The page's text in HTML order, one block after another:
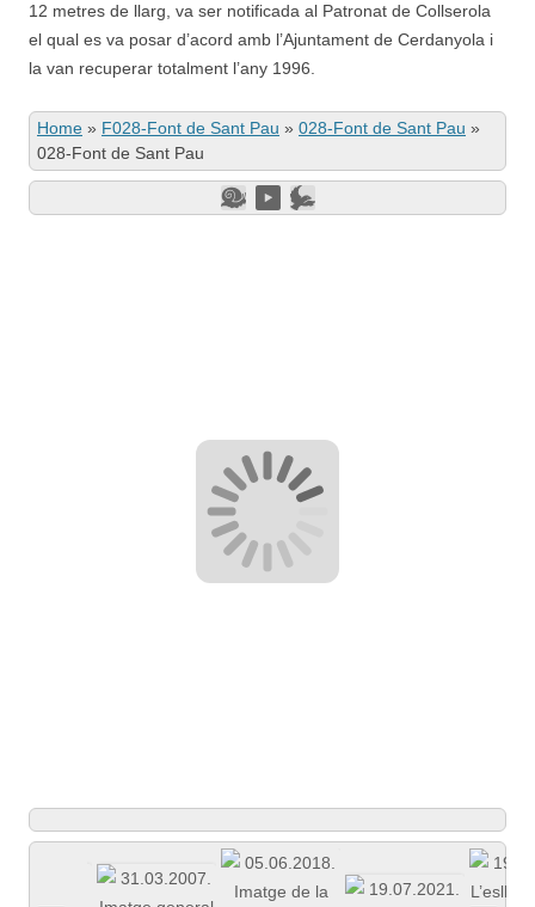
12 metres de llarg, va ser notificada al Patronat de Collserola
el qual es va posar d’acord amb l’Ajuntament de Cerdanyola i
la van recuperar totalment l’any 1996.
Home » F028-Font de Sant Pau » 028-Font de Sant Pau »
028-Font de Sant Pau